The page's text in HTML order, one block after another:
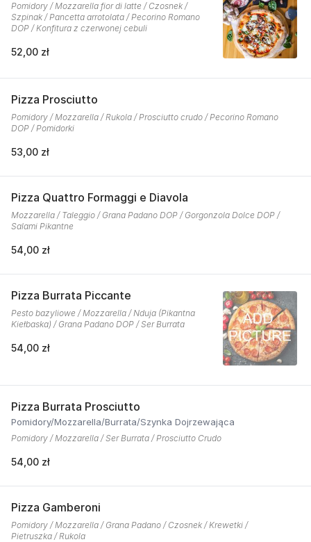
Pomidory / Mozzarella fior di latte / Czosnek /
Szpinak / Pancetta arrotolata / Pecorino Romano
DOP / Konfitura z czerwonej cebuli
52,00 zł
Pizza Prosciutto
Pomidory / Mozzarella / Rukola / Prosciutto crudo / Pecorino Romano
DOP / Pomidorki
53,00 zł
Pizza Quattro Formaggi e Diavola
Mozzarella / Taleggio / Grana Padano DOP / Gorgonzola Dolce DOP /
Salami Pikantne
54,00 zł
Pizza Burrata Piccante
Pesto bazyliowe / Mozzarella / Nduja (Pikantna
Kiełbaska) / Grana Padano DOP / Ser Burrata
54,00 zł
Pizza Burrata Prosciutto
Pomidory/Mozzarella/Burrata/Szynka Dojrzewająca
Pomidory / Mozzarella / Ser Burrata / Prosciutto Crudo
54,00 zł
Pizza Gamberoni
Pomidory / Mozzarella / Grana Padano / Czosnek / Krewetki /
Pietruszka / Rukola